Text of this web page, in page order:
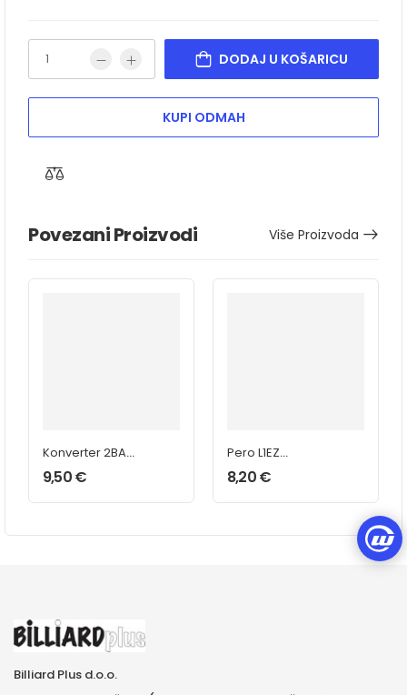
DODAJ U KOŠARICU
KUPI ODMAH
Povezani Proizvodi Više Proizvoda
Konverter 2BA
Čelik Type V
25mm
9,50€
Pero L1EZ
Inception
8,20€
Billiard Plus d.o.o.